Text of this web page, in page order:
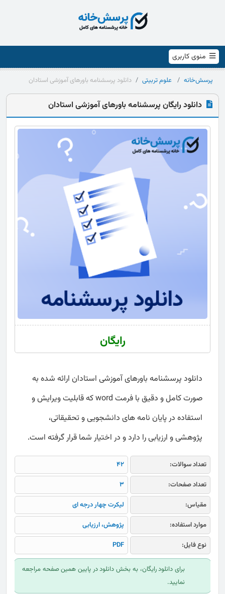
منوی کاربری
پرسش‌خانه علوم تربیتی دانلود پرسشنامه باورهای آموزشی استادان
دانلود رایگان پرسشنامه باورهای آموزشی استادان
رایگان
دانلود پرسشنامه باورهای آموزشی استادان ارائه شده به
صورت کامل و دقیق با فرمت word که قابلیت ویرایش و
استفاده در پایان نامه های دانشجویی و تحقیقاتی،
پژوهشی و ارزیابی را دارد و در اختیار شما قرار گرفته است.
تعداد سوالات:
42
تعداد صفحات:
3
مقیاس:
لیکرت چهار درجه ای
موارد استفاده:
پژوهش، ارزیابی
نوع فایل:
PDF
برای دانلود رایگان، به بخش دانلود در پایین همین صفحه مراجعه
نمایید.